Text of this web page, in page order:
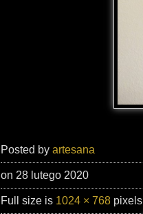
Posted by artesana
on 28 lutego 2020
Full size is 1024 × 768 pixels